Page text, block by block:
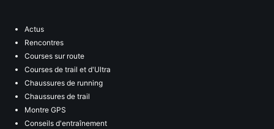
Actus
Rencontres
Courses sur route
Courses de trail et d'Ultra
Chaussures de running
Chaussures de trail
Montre GPS
Conseils d'entraînement